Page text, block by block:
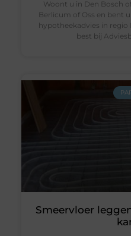
Woont u in Den Bosch
Berlicum of Oss en bent
hypotheekadvies in regio
best bij
Smeervloer